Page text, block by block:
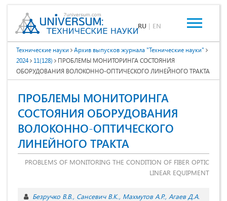
RU | EN
Технические науки
Архив выпусков журнала "Технические науки"
2024
11(128)
ПРОБЛЕМЫ МОНИТОРИНГА СОСТОЯНИЯ
ОБОРУДОВАНИЯ ВОЛОКОННО-ОПТИЧЕСКОГО ЛИНЕЙНОГО ТРАКТА
ПРОБЛЕМЫ МОНИТОРИНГА
СОСТОЯНИЯ ОБОРУДОВАНИЯ
ВОЛОКОННО-ОПТИЧЕСКОГО
ЛИНЕЙНОГО ТРАКТА
PROBLEMS OF MONITORING THE CONDITION OF FIBER OPTIC
LINEAR EQUIPMENT
Безручко В.В. Сансевич В.К. Махмутов А.Р. Агаев Д.А.